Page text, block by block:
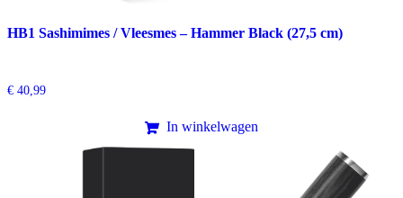
HB1 Sashimimes / Vleesmes – Hammer Black (27,5 cm)
€ 40,99
In winkelwagen